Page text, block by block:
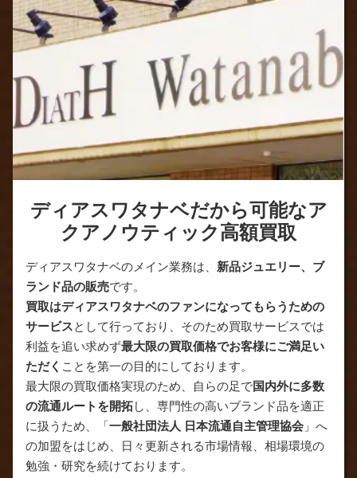
ディアスワタナベだから可能なア
クアノウティック高額買取
ディアスワタナベのメイン業務は、 新品ジュエリー、ブ
ランド品の販売です。
買取はディアスワタナベのファンになってもらうための
サービスとして行っており、そのため買取サービスでは
利益を追い求めず最大限の買取価格でお客様にご満足い
ただく ことを第一の目的にしております。
最大限の買取価格実現のため、自らの足で国内外に多数
の流通ルートを開拓し、専門性の高いブランド品を適正
に扱うため、「一般社団法人 日本流通自主管理協会 」へ
の加盟をはじめ、日々更新される市場情報、相場環境の
勉強・研究を続けております。